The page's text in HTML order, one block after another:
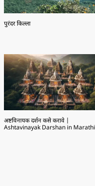
पुरंदर किल्ला
अष्टविनायक दर्शन कसे करावे |
Ashtavinayak Darshan in Marathi